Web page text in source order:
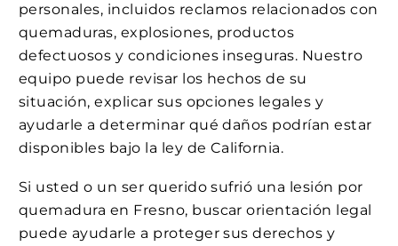
personales, incluidos reclamos relacionados con
quemaduras, explosiones, productos
defectuosos y condiciones inseguras. Nuestro
equipo puede revisar los hechos de su
situación, explicar sus opciones legales y
ayudarle a determinar qué daños podrían estar
disponibles bajo la ley de California.
Si usted o un ser querido sufrió una lesión por
quemadura en Fresno, buscar orientación legal
puede ayudarle a proteger sus derechos y